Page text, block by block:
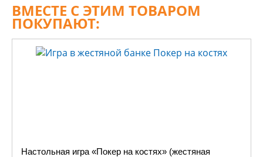
ВМЕСТЕ С ЭТИМ ТОВАРОМ
ПОКУПАЮТ:
Настольная игра «Покер на костях» (жестяная